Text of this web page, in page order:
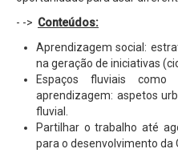
- -> Conteúdos:
Aprendizagem social:
na geração de iniciativas
Espaços fluviais
aprendizagem: aspetos
fluvial.
Partilhar o trabalho até
para o desenvolvimento da